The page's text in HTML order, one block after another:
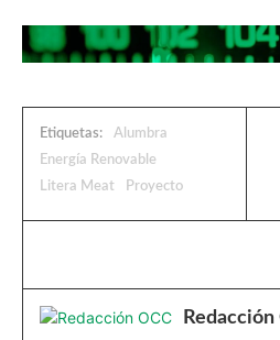
Etiquetas:
Alumbra
Energía Renovable
Litera Meat
Proyecto
Redacción